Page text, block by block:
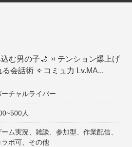
同接数
髪型
む男の子🌙 🔅テンション爆上げ
会話術 🔅コミュ力 Lv.MA...
ーチャルライバー
人
ーム実況、雑談、参加型、作業配信、
ラボ可、その他